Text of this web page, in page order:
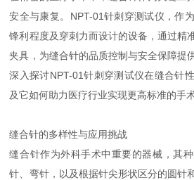
安全与康复。NPT-01针刺穿测试仪，作
锋利程度及穿刺力而设计的设备，通过精
夹具，为缝合针的品质控制与安全保障提
深入探讨NPT-01针刺穿测试仪在缝合针
及它如何助力医疗行业实现更高标准的手术
缝合针的多样性与应用挑战
缝合针作为外科手术中重要的器械，其
针、弯针，以及根据针尖形状区分的圆针